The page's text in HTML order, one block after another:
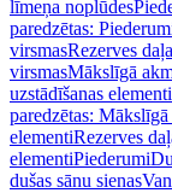
līmeņa noplūdes
paredzētas:
virsmasRezerves
virsmasMākslīgā
uzstādīšanas elementi
paredzētas:
elementiRezerves
elementiPiederumi
dušas sānu sienas